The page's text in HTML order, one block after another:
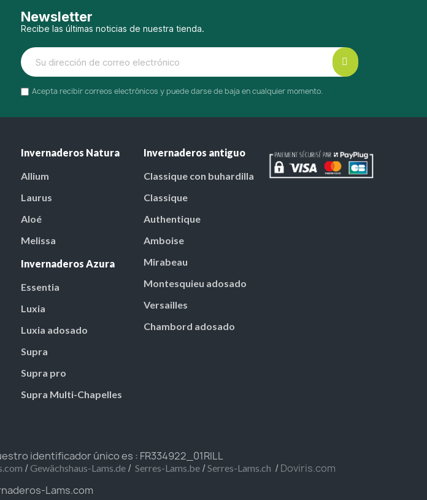
Newsletter
Recibe las últimas noticias de nuestra tienda.
Acepta recibir correos electrónicos y puede darse de baja en cualquier momento.
Invernaderos Natura
Allium
Laurus
Aloé
Melissa
Invernaderos Azura
Essentia
Luxia
Luxia adosado
Supra
Supra pro
Supra Multi-Chapelles
Invernaderos antiguo
Classique con buhardilla
Classique
Authentique
Amboise
Mirabeau
Montesquieu adosado
Versailles
Chambord adosado
identificador único es : FR334922_01RILL
/Gewächshaus-Lams.de / Serres-Lams.be /Serres-Lams.ch /Doviris.com
Lams.com